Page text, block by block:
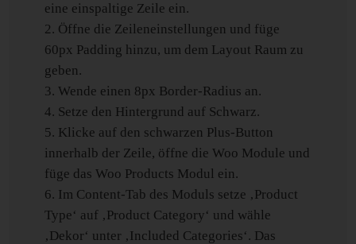
eine einspaltige Zeile ein.
Öffne die Zeileneinstellungen und füge
60px Padding hinzu, um dem Layout Raum zu
geben.
Wende einen 8px Border-Radius an.
Setze den Hintergrund auf Schwarz.
Klicke auf den schwarzen Plus-Button
innerhalb der Zeile, öffne die Woo Module und
füge das Woo Products Modul ein.
Im Content-Tab des Moduls setze ‚Product
Type‘ auf ‚Product Category‘ und wähle
‚Dekor‘ unter ‚Included Categories‘. Das